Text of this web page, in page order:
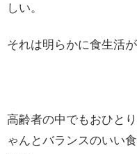
しい。
それは明らかに食生活
高齢者の中でもおひと
ゃんとバランスのいい